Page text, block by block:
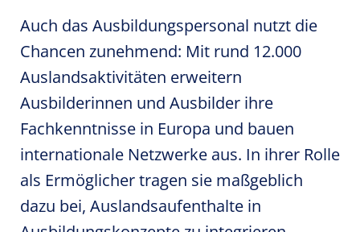
Auch das Ausbildungspersonal nutzt die
Chancen zunehmend: Mit rund 12.000
Auslandsaktivitäten erweitern
Ausbilderinnen und Ausbilder ihre
Fachkenntnisse in Europa und bauen
internationale Netzwerke aus. In ihrer Rolle
als Ermöglicher tragen sie maßgeblich
dazu bei, Auslandsaufenthalte in